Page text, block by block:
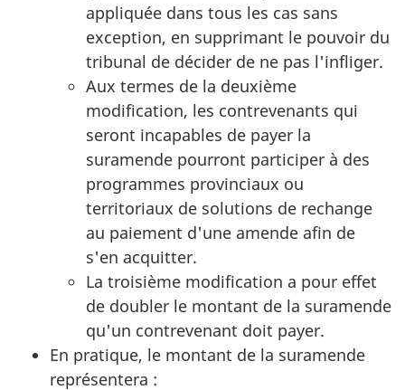
appliquée dans tous les cas sans
exception, en supprimant le pouvoir du
tribunal de décider de ne pas l'infliger.
Aux termes de la deuxième
modification, les contrevenants qui
seront incapables de payer la
suramende pourront participer à des
programmes provinciaux ou
territoriaux de solutions de rechange
au paiement d'une amende afin de
s'en acquitter.
La troisième modification a pour effet
de doubler le montant de la suramende
qu'un contrevenant doit payer.
En pratique, le montant de la suramende
représentera :